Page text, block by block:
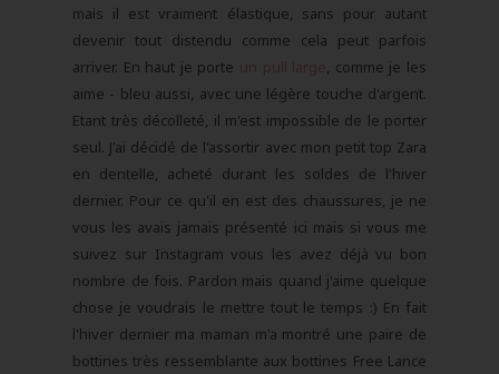
mais il est vraiment élastique, sans pour autant
devenir tout distendu comme cela peut parfois
arriver. En haut je porte
, comme je les
aime - bleu aussi, avec une légère touche d'argent.
Etant très décolleté, il m'est impossible de le porter
seul. J'ai décidé de l'assortir avec mon petit top Zara
en dentelle, acheté durant les soldes de l'hiver
dernier. Pour ce qu'il en est des chaussures, je ne
vous les avais jamais présenté ici mais si vous me
suivez sur Instagram vous les avez déjà vu bon
nombre de fois. Pardon mais quand j'aime quelque
chose je voudrais le mettre tout le temps :) En fait
l'hiver dernier ma maman m'a montré une paire de
bottines très ressemblante aux bottines Free Lance